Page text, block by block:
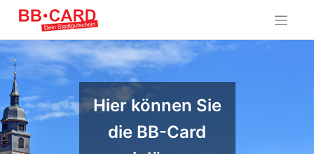
Hier können Sie
die BB-Card